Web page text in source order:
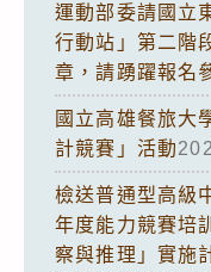
運動部委請國立
行動站」第二階
章，請踴躍報名
國立高雄餐旅大
計競賽」活動
檢送普通型高級
年度能力競賽培
察與推理」實施